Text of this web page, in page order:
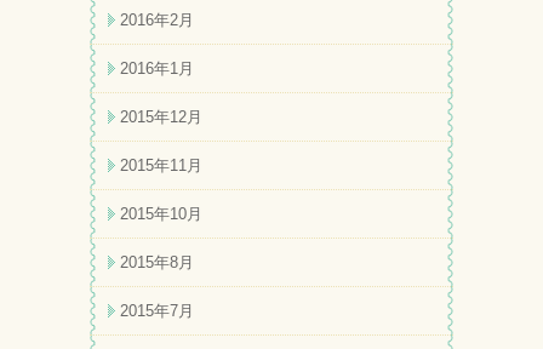
2016年2月
2016年1月
2015年12月
2015年11月
2015年10月
2015年8月
2015年7月